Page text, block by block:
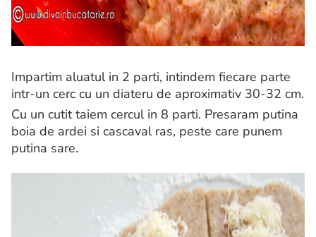
Impartim aluatul in 2 parti, intindem fiecare parte
intr-un cerc cu un diateru de aproximativ 30-32 cm.
Cu un cutit taiem cercul in 8 parti. Presaram putina
boia de ardei si cascaval ras, peste care punem
putina sare.